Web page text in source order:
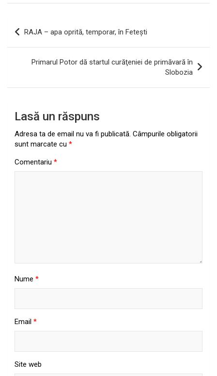
Navigare
articole
RAJA – apa oprită, temporar, în Feteşti
Primarul Potor dă startul curăţeniei de primăvară în
Slobozia
Lasă un răspuns
Adresa ta de email nu va fi publicată. Câmpurile obligatorii
sunt marcate cu *
Comentariu *
Nume *
Email *
Site web